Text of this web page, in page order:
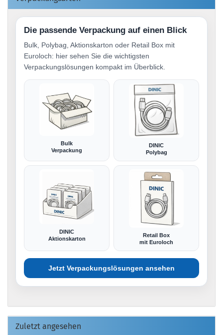
Die passende Verpackung auf einen Blick
Bulk, Polybag, Aktionskarton oder Retail Box mit
Euroloch: hier sehen Sie die wichtigsten
Verpackungslösungen kompakt im Überblick.
Bulk
Verpackung
DINIC
Polybag
DINIC
Aktionskarton
Retail Box
mit Euroloch
Jetzt Verpackungslösungen ansehen
Zuletzt angesehen